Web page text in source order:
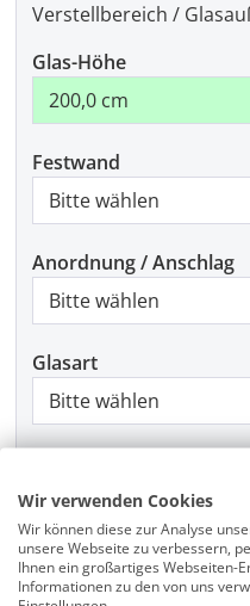
Verstellbereich /
Glas-Höhe
Festwand
Anordnung / Anschlag
Glasart
Produkt Anzahl:
Wir verwenden Cookies
Wir können diese zur Analyse
unsere Webseite zu verbessern,
Ihnen ein großartiges Webseiten-
Informationen zu den von uns